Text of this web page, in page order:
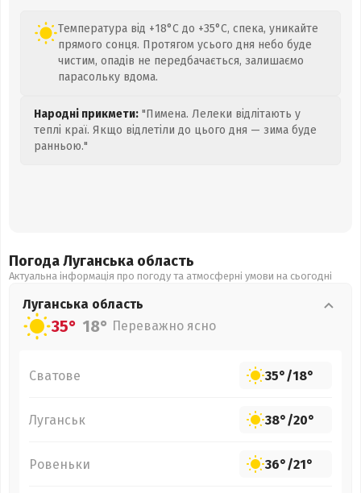
Температура від +18°C до +35°C, спека, уникайте
прямого сонця. Протягом усього дня небо буде
чистим, опадів не передбачається, залишаємо
парасольку вдома.
Народні прикмети: "Пимена. Лелеки відлітають у
теплі краї. Якщо відлетіли до цього дня — зима буде
ранньою."
Погода Луганська область
Актуальна інформація про погоду та атмосферні умови на сьогодні
Луганська область
35° 18° Переважно ясно
Сватове 35°/18°
Луганськ 38°/20°
Ровеньки 36°/21°